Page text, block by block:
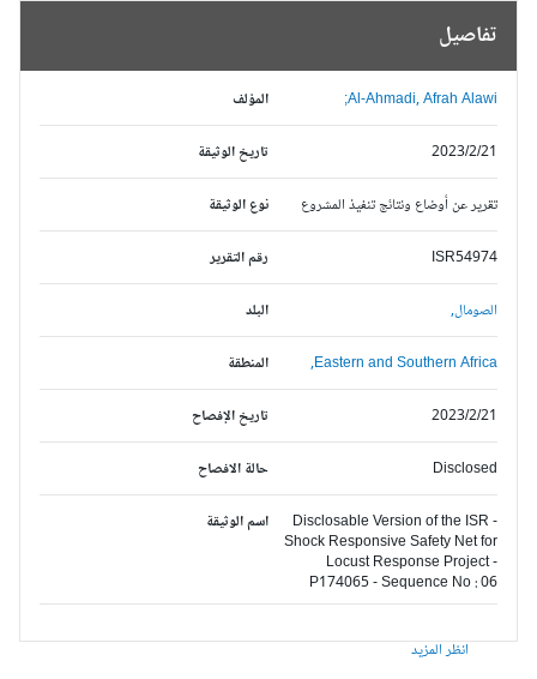
تفاصيل
المؤلف Al-Ahmadi, Afrah Alawi;
تاريخ الوثيقة 2023/2/21
نوع الوثيقة تقرير عن أوضاع ونتائج تنفيذ المشروع
رقم التقرير ISR54974
البلد الصومال,
المنطقة Eastern and Southern Africa,
تاريخ الإفصاح 2023/2/21
حالة الافصاح Disclosed
اسم الوثيقة
Disclosable Version of the ISR -
Shock Responsive Safety Net for
Locust Response Project -
P174065 - Sequence No : 06
انظر المزيد